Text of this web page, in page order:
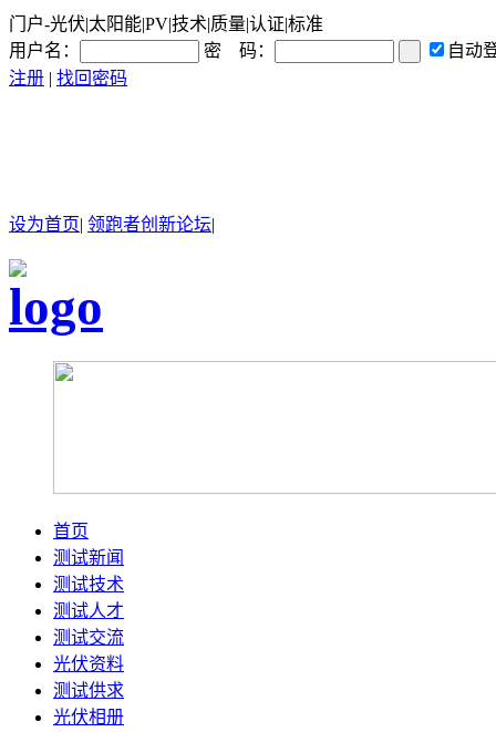
门户-光伏|太阳能|PV|技术|质量|认证|标准
用户名：
密 码：
自动
注册 | 找回密码
设为首页| 领跑者创新论坛|
首页
测试新闻
测试技术
测试人才
测试交流
光伏资料
测试供求
光伏相册